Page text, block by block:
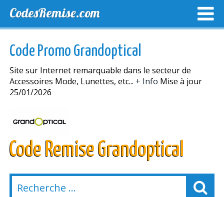
CodesRemise.com
NOUVELLES MAGASINS
Code Promo Grandoptical
Site sur Internet remarquable dans le secteur de
Accessoires Mode, Lunettes, etc... + Info Mise à jour
25/01/2026
Code Remise Grandoptical